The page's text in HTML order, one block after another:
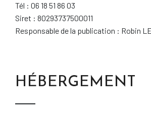
Tél : 06 18 51 86 03
Siret : 80293737500011
Responsable de la publication : Robin
HÉBERGEMENT